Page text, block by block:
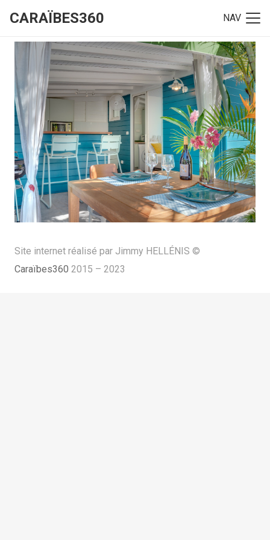
CARAÏBES360 NAV
Site internet réalisé par Jimmy HELLÉNIS ©
Caraïbes360 2015 – 2023